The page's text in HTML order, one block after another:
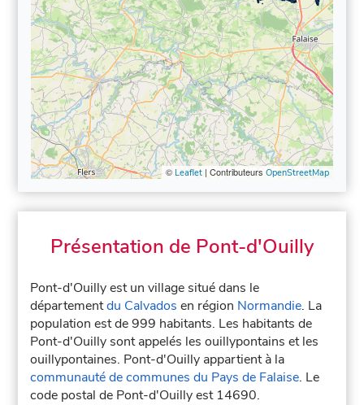
© Leaflet| Contributeurs OpenStreetMap
Présentation de Pont-d'Ouilly
Pont-d'Ouilly est un village situé dans le
départementdu Calvados en région Normandie. La
population est de 999 habitants. Les habitants de
Pont-d'Ouilly sont appelés les ouillypontains et les
ouillypontaines. Pont-d'Ouilly appartient à la
communauté de communes du Pays de Falaise. Le
code postal de Pont-d'Ouilly est 14690.